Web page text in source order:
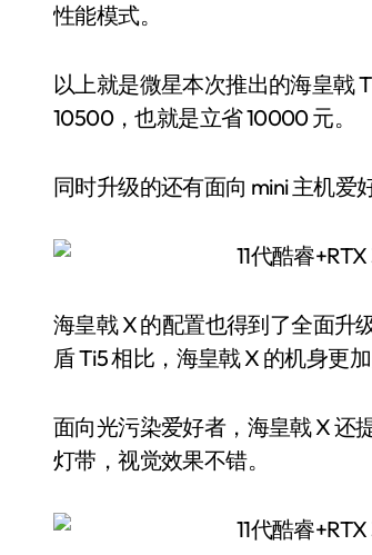
性能模式。
以上就是微星本次推出的海皇戟
10500，也就是立省 10000 元。
同时升级的还有面向 mini 主机爱
海皇戟 X 的配置也得到了全面升
盾 Ti5 相比，海皇戟 X 的机身更加
面向光污染爱好者，海皇戟 X 还
灯带，视觉效果不错。